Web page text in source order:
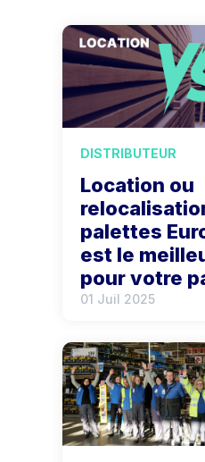
DISTRIBUTEUR
Location ou
palettes
est le
pour votre
01 Juil 2025